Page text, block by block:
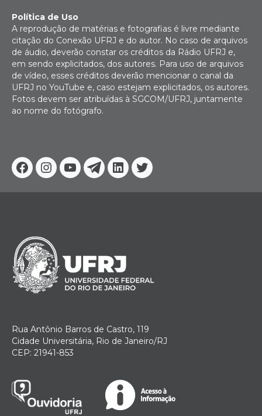
Facebook
Instagram
YoutubeTelegram
Linkedin
Twitter
Política de Uso
A reprodução de matérias e fotografias é livre mediante
citação do Conexão UFRJ e do autor. No caso de arquivos
de áudio, deverão constar os créditos da Rádio UFRJ e,
em sendo explicitados, dos autores. Para uso de arquivos
de vídeo, esses créditos deverão mencionar o canal da
UFRJ no YouTube e, caso estejam explicitados, os autores.
Fotos devem ser atribuídas à SGCOM/UFRJ, juntamente
ao nome do fotógrafo.
Rua Antônio Barros de Castro, 119
Cidade Universitária, Rio de Janeiro/RJ
CEP: 21941-853